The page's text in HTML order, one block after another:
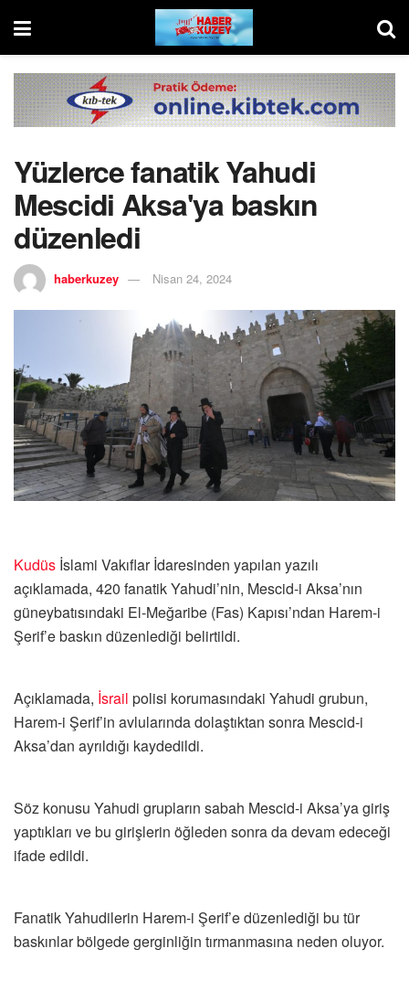
Yüzlerce fanatik Yahudi
Mescidi Aksa'ya baskın
düzenledi
haberkuzey Nisan 24, 2024
Kudüs İslami Vakıflar İdaresinden yapılan yazılı
açıklamada, 420 fanatik Yahudi’nin, Mescid-i Aksa’nın
güneybatısındaki El-Meğaribe (Fas) Kapısı’ndan Harem-i
Şerif’e baskın düzenlediği belirtildi.
Açıklamada, İsrail polisi korumasındaki Yahudi grubun,
Harem-i Şerif’in avlularında dolaştıktan sonra Mescid-i
Aksa’dan ayrıldığı kaydedildi.
Söz konusu Yahudi grupların sabah Mescid-i Aksa’ya giriş
yaptıkları ve bu girişlerin öğleden sonra da devam edeceği
ifade edildi.
Fanatik Yahudilerin Harem-i Şerif’e düzenlediği bu tür
baskınlar bölgede gerginliğin tırmanmasına neden oluyor.